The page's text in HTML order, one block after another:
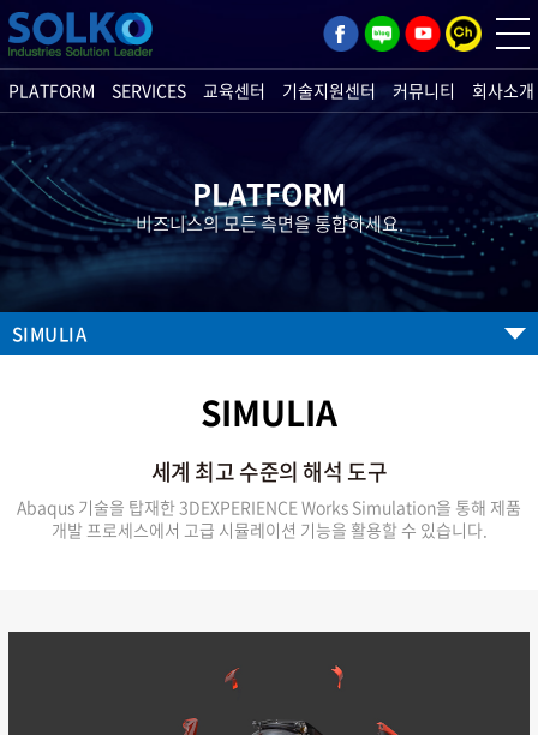
PLATFORM SERVICES 교육센터 기술지원센터 커뮤니티 회사소개
PLATFORM
비즈니스의 모든 측면을 통합하세요.
SIMULIA
SIMULIA
세계 최고 수준의 해석 도구
Abaqus 기술을 탑재한 3DEXPERIENCE Works Simulation을 통해 제품
개발 프로세스에서 고급 시뮬레이션 기능을 활용할 수 있습니다.